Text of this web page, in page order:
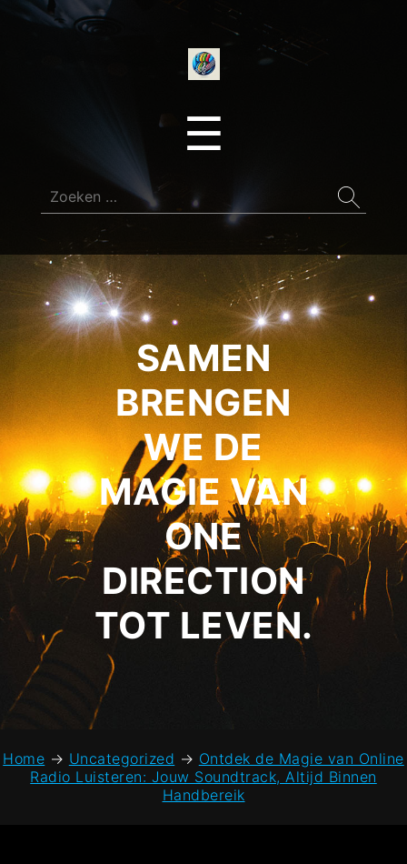
☰
Zoeken
naar:
SAMEN
BRENGEN
WE DE
MAGIE VAN
ONE
DIRECTION
TOT LEVEN.
Home → Uncategorized → Ontdek de Magie van Online
Radio Luisteren: Jouw Soundtrack, Altijd Binnen
Handbereik